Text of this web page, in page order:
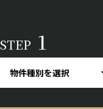
STEP 1